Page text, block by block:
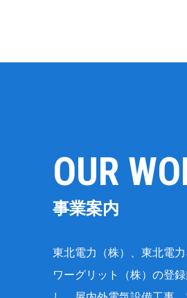
OUR
事業案内
東北電力（株）、東北電
ワーグリット（株）の登